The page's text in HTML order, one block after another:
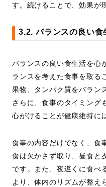
す。続けることで、効果が
3.2. バランスの良い食
バランスの良い食生活を心
ランスを考えた食事を取る
果物、タンパク質をバラン
さらに、食事のタイミング
心がけることが健康維持に
食事の内容だけでなく、食
食は欠かさず取り、昼食と
です。また、夜遅くに食べ
より、体内のリズムが整え